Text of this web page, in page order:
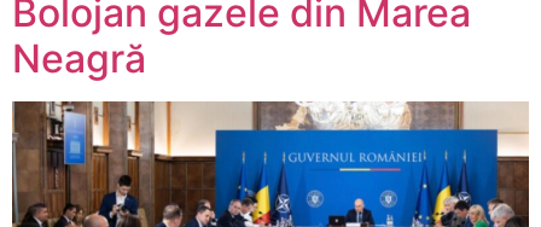
Bolojan gazele din Marea
Neagră